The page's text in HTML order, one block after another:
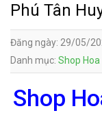
Phú Tân
Đăng ngày: 29/05/
Danh mục: Shop
Shop